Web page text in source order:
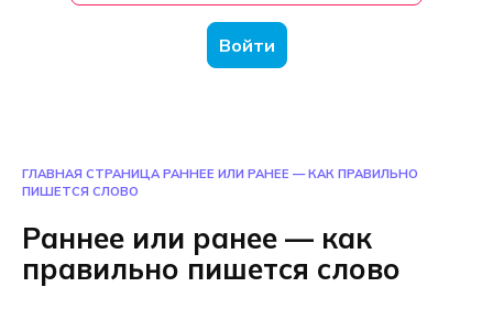
Войти
ГЛАВНАЯ СТРАНИЦА РАННЕЕ ИЛИ РАНЕЕ — КАК ПРАВИЛЬНО
ПИШЕТСЯ СЛОВО
Раннее или ранее — как
правильно пишется слово